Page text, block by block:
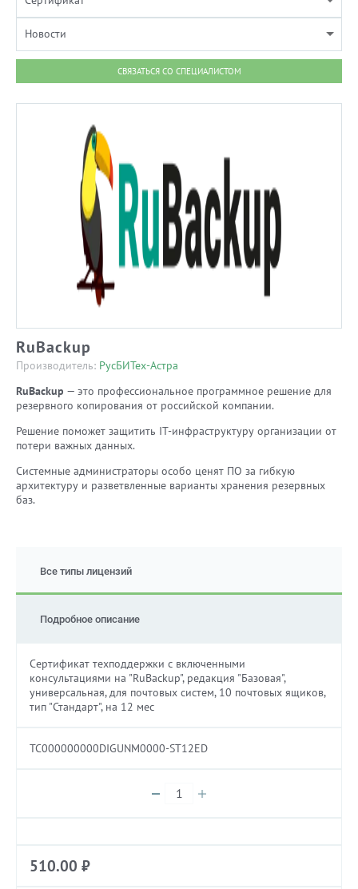
Новости
СВЯЗАТЬСЯ СО СПЕЦИАЛИСТОМ
RuBackup
Производитель: РусБИТех-Астра
RuBackup — это профессиональное программное решение для
резервного копирования от российской компании.
Решение поможет защитить IT-инфраструктуру организации от
потери важных данных.
Системные администраторы особо ценят ПО за гибкую
архитектуру и разветвленные варианты хранения резервных
баз.
Все типы лицензий
Подробное описание
Сертификат техподдержки с включенными
консультациями на "RuBackup", редакция "Базовая",
универсальная, для почтовых систем, 10 почтовых ящиков,
тип "Стандарт", на 12 мес
TC000000000DIGUNM0000-ST12ED
510.00 ₽